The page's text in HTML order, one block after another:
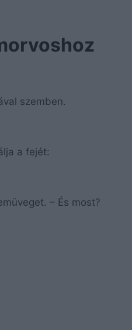
szemben.
a fejét:
– És most?